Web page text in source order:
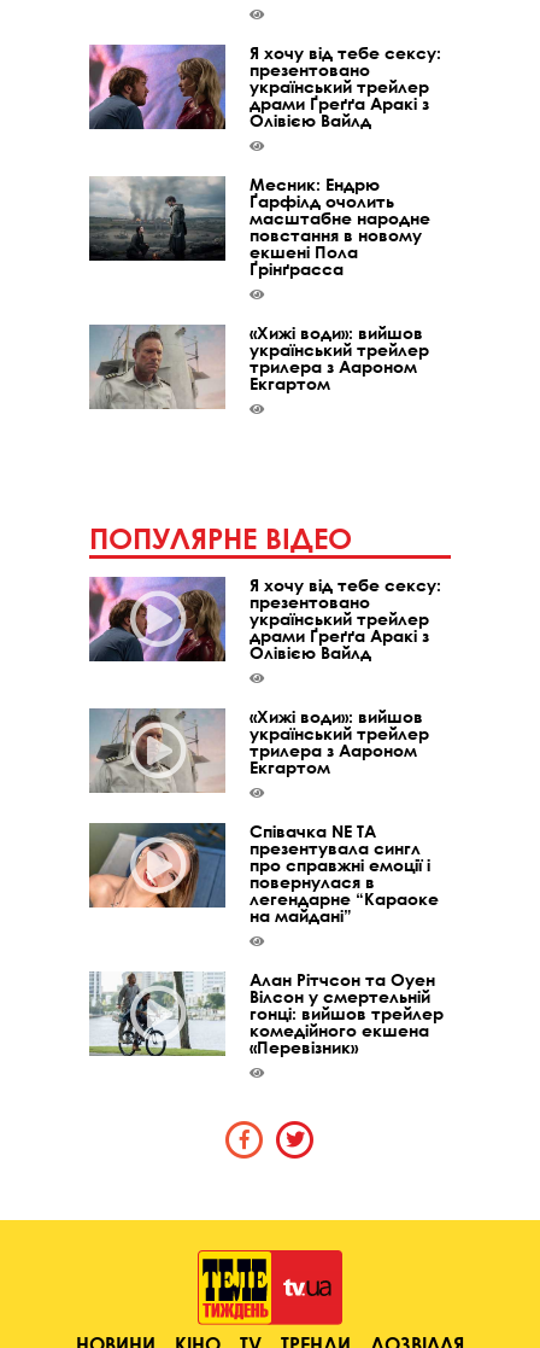
Я хочу від тебе сексу:
презентовано
український трейлер
драми Ґреґґа Аракі з
Олівією Вайлд
Месник: Ендрю
Ґарфілд очолить
масштабне народне
повстання в новому
екшені Пола
Ґрінґрасса
«Хижі води»: вийшов
український трейлер
трилера з Аароном
Екгартом
ПОПУЛЯРНЕ ВІДЕО
Я хочу від тебе сексу:
презентовано
український трейлер
драми Ґреґґа Аракі з
Олівією Вайлд
«Хижі води»: вийшов
український трейлер
трилера з Аароном
Екгартом
Співачка NE TA
презентувала сингл
про справжні емоції і
повернулася в
легендарне “Караоке
на майдані”
Алан Рітчсон та Оуен
Вілсон у смертельній
гонці: вийшов трейлер
комедійного екшена
«Перевізник»